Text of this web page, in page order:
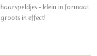
haarspeldjes – klein in formaat,
groots in effect!